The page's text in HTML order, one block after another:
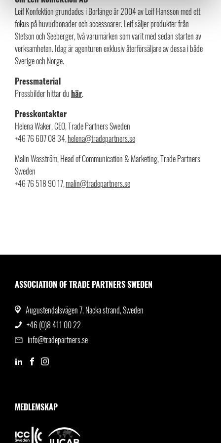
Leif Konfektion grundades i Borlänge år 2004 av Leif Hansson med ett
fokus på huvudbonader och accessoarer. Leif säljer produkter från
Stetson och Seeberger, två varumärken som varit med sedan starten av
verksamheten. Idag är agenturen exklusiv återförsäljare av dessa i både
Sverige och Norge.
Pressmaterial
Pressbilder hittar duhär.
Presskontakter
Helena Waker, CEO, Trade Partners Sweden
+46 76 607 08 34,helena@tradepartners.se
Malin Wasström, Head of Communication & Marketing, Trade Partners
Sweden
+46 76 518 90 17,malin@tradepartners.se
ASSOCIATION OF TRADE PARTNERS SWEDEN
Augustendalsvägen 7, Nacka strand, Sweden
+46 (0)8 411 00 22
info@tradepartners.se
MEDLEMSKAP